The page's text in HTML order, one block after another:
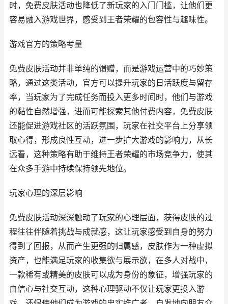
时，免费皮肤活动也降低了新玩家的入门门槛，让他们更
容易融入游戏世界，感受到王者荣耀的包容性与趣味性。
游戏官方的策略考量
免费皮肤活动并非单纯的馈赠，而是游戏运营中的巧妙策
略，通过这类活动，官方可以提升玩家的日活跃度与留存
率，当玩家为了完成任务而投入更多时间时，他们与游戏
的黏性自然增强，进而可能探索其他付费内容，免费皮肤
还能促进游戏社区的活跃氛围，玩家在社交平台上分享领
取心得，形成良性互动，进一步扩大游戏的影响力，从长
远看，这种策略有助于维持王者荣耀的市场竞争力，使其
在众多手游中持续保持领先地位。
玩家心理的深层影响
免费皮肤活动深深触动了玩家的心理层面，获得皮肤的过
程往往伴随着挑战与成就感，这让玩家感受到自身的努力
得到了回报，从而产生更强的归属感，皮肤作为一种虚拟
资产，也能满足玩家的收集欲与展示欲，在多人对战中，
一款稀有或精美的皮肤可以成为身份的象征，增强玩家的
自信心与社交互动，这种心理驱动不仅让玩家更投入游